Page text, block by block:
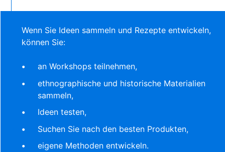
Wenn Sie Ideen sammeln und Rezepte entwickeln,
können Sie:
an Workshops teilnehmen,
ethnographische und historische Materialien
sammeln,
Ideen testen,
Suchen Sie nach den besten Produkten,
eigene Methoden entwickeln.